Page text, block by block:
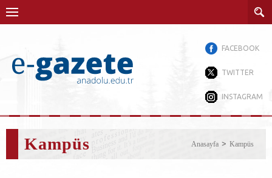
FACEBOOK
TWITTER
INSTAGRAM
Kampüs Anasayfa Kampüs